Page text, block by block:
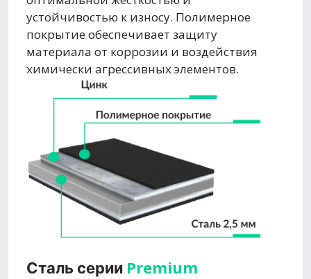
устойчивостью к износу. Полимерное
покрытие обеспечивает защиту
материала от коррозии и воздействия
химически агрессивных элементов.
Сталь серии Premium